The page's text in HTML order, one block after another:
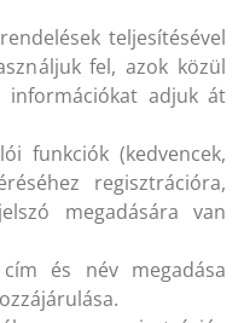
teljesítésével
fel, azok közül
információkat adjuk át
funkciók (kedvencek,
regisztrációra,
megadására van
és név megadása